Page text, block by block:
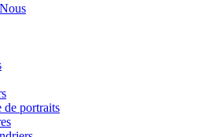
de portraits